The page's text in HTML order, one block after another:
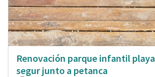
Renovación parque infantil playa
segur junto a petanca